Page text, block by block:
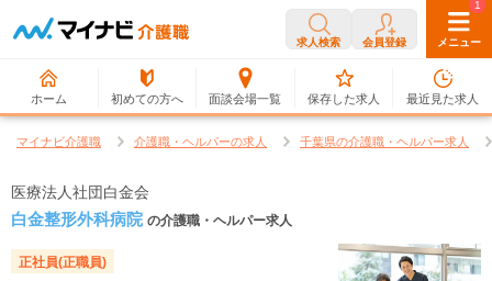
求人検索 会員登録 メニュー
ホーム 初めての方へ 面談会場一覧
0
保存した求人
1
最近見た求人
マイナビ介護職 介護職・ヘルパーの求人 千葉県の介護職・ヘルパー求人
医療法人社団白金会
白金整形外科病院 の介護職・ヘルパー求人
正社員(正職員)